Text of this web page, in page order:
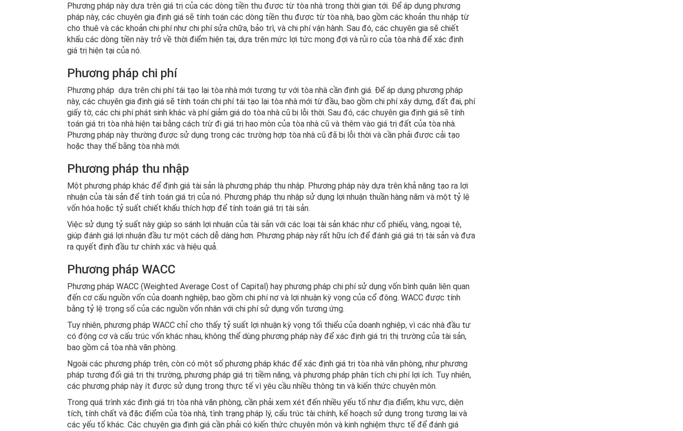
Phương pháp này dựa trên giá trị của các dòng tiền thu được từ tòa nhà trong thời gian tới. Để áp dụng phương
pháp này, các chuyên gia định giá sẽ tính toán các dòng tiền thu được từ tòa nhà, bao gồm các khoản thu nhập từ
cho thuê và các khoản chi phí như chi phí sửa chữa, bảo trì, và chi phí vận hành. Sau đó, các chuyên gia sẽ chiết
khấu các dòng tiền này trở về thời điểm hiện tại, dựa trên mức lợi tức mong đợi và rủi ro của tòa nhà để xác định
giá trị hiện tại của nó.
Phương pháp chi phí
Phương pháp dựa trên chi phí tái tạo lại tòa nhà mới tương tự với tòa nhà cần định giá. Để áp dụng phương pháp
này, các chuyên gia định giá sẽ tính toán chi phí tái tạo lại tòa nhà mới từ đầu, bao gồm chi phí xây dựng, đất đai, phí
giấy tờ, các chi phí phát sinh khác và phí giảm giá do tòa nhà cũ bị lỗi thời. Sau đó, các chuyên gia định giá sẽ tính
toán giá trị tòa nhà hiện tại bằng cách trừ đi giá trị hao mòn của tòa nhà cũ và thêm vào giá trị đất của tòa nhà.
Phương pháp này thường được sử dụng trong các trường hợp tòa nhà cũ đã bị lỗi thời và cần phải được cải tạo
hoặc thay thế bằng tòa nhà mới.
Phương pháp thu nhập
Một phương pháp khác để định giá tài sản là phương pháp thu nhập. Phương pháp này dựa trên khả năng tạo ra lợi
nhuận của tài sản để tính toán giá trị của nó. Phương pháp thu nhập sử dụng lợi nhuận thuần hàng năm và một tỷ lệ
vốn hóa hoặc tỷ suất chiết khấu thích hợp để tính toán giá trị tài sản.
Việc sử dụng tỷ suất này giúp so sánh lợi nhuận của tài sản với các loại tài sản khác như cổ phiếu, vàng, ngoại tệ,
giúp đánh giá lợi nhuận đầu tư một cách dễ dàng hơn. Phương pháp này rất hữu ích để đánh giá giá trị tài sản và đưa
ra quyết định đầu tư chính xác và hiệu quả.
Phương pháp WACC
Phương pháp WACC (Weighted Average Cost of Capital) hay phương pháp chi phí sử dụng vốn bình quân liên quan
đến cơ cấu nguồn vốn của doanh nghiệp, bao gồm chi phí nợ và lợi nhuận kỳ vọng của cổ đông. WACC được tính
bằng tỷ lệ trọng số của các nguồn vốn nhân với chi phí sử dụng vốn tương ứng.
Tuy nhiên, phương pháp WACC chỉ cho thấy tỷ suất lợi nhuận kỳ vọng tối thiểu của doanh nghiệp, vì các nhà đầu tư
có động cơ và cấu trúc vốn khác nhau, không thể dùng phương pháp này để xác định giá trị thị trường của tài sản,
bao gồm cả tòa nhà văn phòng.
Ngoài các phương pháp trên, còn có một số phương pháp khác để xác định giá trị tòa nhà văn phòng, như phương
pháp tương đối giá trị thị trường, phương pháp giá trị tiềm năng, và phương pháp phân tích chi phí lợi ích. Tuy nhiên,
các phương pháp này ít được sử dụng trong thực tế vì yêu cầu nhiều thông tin và kiến thức chuyên môn.
Trong quá trình xác định giá trị tòa nhà văn phòng, cần phải xem xét đến nhiều yếu tố như địa điểm, khu vực, diện
tích, tính chất và đặc điểm của tòa nhà, tình trạng pháp lý, cấu trúc tài chính, kế hoạch sử dụng trong tương lai và
các yếu tố khác. Các chuyên gia định giá cần phải có kiến thức chuyên môn và kinh nghiệm thực tế để đánh giá